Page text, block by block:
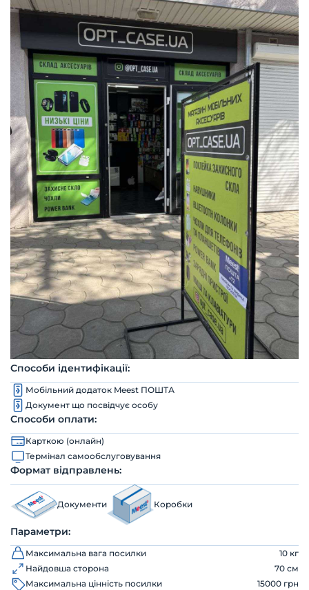
Способи ідентифікації:
Мобільний додаток Meest ПОШТА
Документ що посвідчує особу
Способи оплати:
Карткою (онлайн)
Термінал самообслуговування
Формат відправлень:
Документи Коробки
Параметри:
Максимальна вага посилки
10 кг
Найдовша сторона
70 см
Максимальна цінність посилки
15000 грн